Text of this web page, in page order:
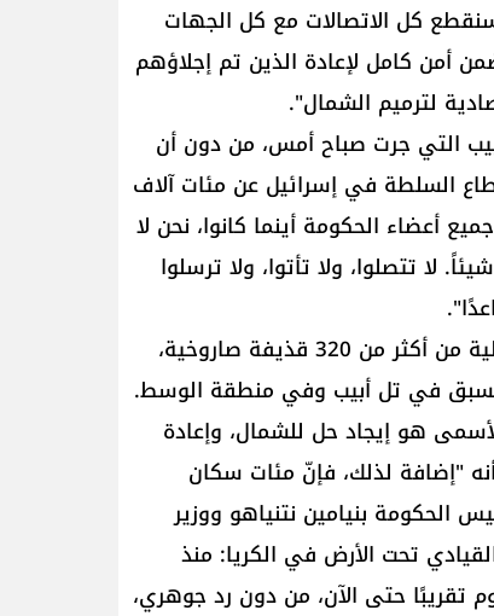
كل الاتصالات مع كل الجهات
أمن كامل لإعادة الذين تم إجلاؤهم
لترميم الشمال".
التي جرت صباح أمس، من دون أن
السلطة في إسرائيل عن مئات آلاف
أعضاء الحكومة أينما كانوا، نحن لا
لا تتصلوا، ولا تأتوا، ولا ترسلوا
وأضاف دافيدوفيتش: "بالنسبة لسكان الشمال الذين تلقوا أمس صلية من أكثر من 320 قذيفة صاروخية،
في تل أبيب وفي منطقة الوسط.
هو إيجاد حل للشمال، وإعادة
"إضافة لذلك، فإنّ مئات سكان
الحكومة بنيامين نتنياهو ووزير
تحت الأرض في الكريا: منذ
تقريبًا حتى الآن، من دون رد جوهري،